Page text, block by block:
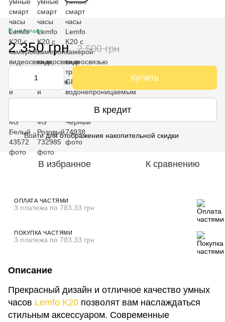
В наличии
2 350 грн 2 500 грн
Купить
В кредит
% Войтидля отображения накопительной скидки
В избранное К сравнению
ОПЛАТА ЧАСТЯМИ
3 платежа по 783.33 грн
ПОКУПКА ЧАСТЯМИ
3 платежа по 783.33 грн
Описание
Прекрасный дизайн и отличное качество умных
часов Lemfo K20 позволят вам наслаждаться
стильным аксессуаром. Современные